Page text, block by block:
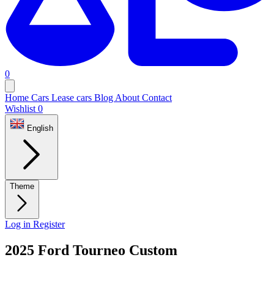
0
Home Cars Lease cars Blog About Contact
Wishlist 0
English
Theme
Log in Register
2025 Ford Tourneo Custom